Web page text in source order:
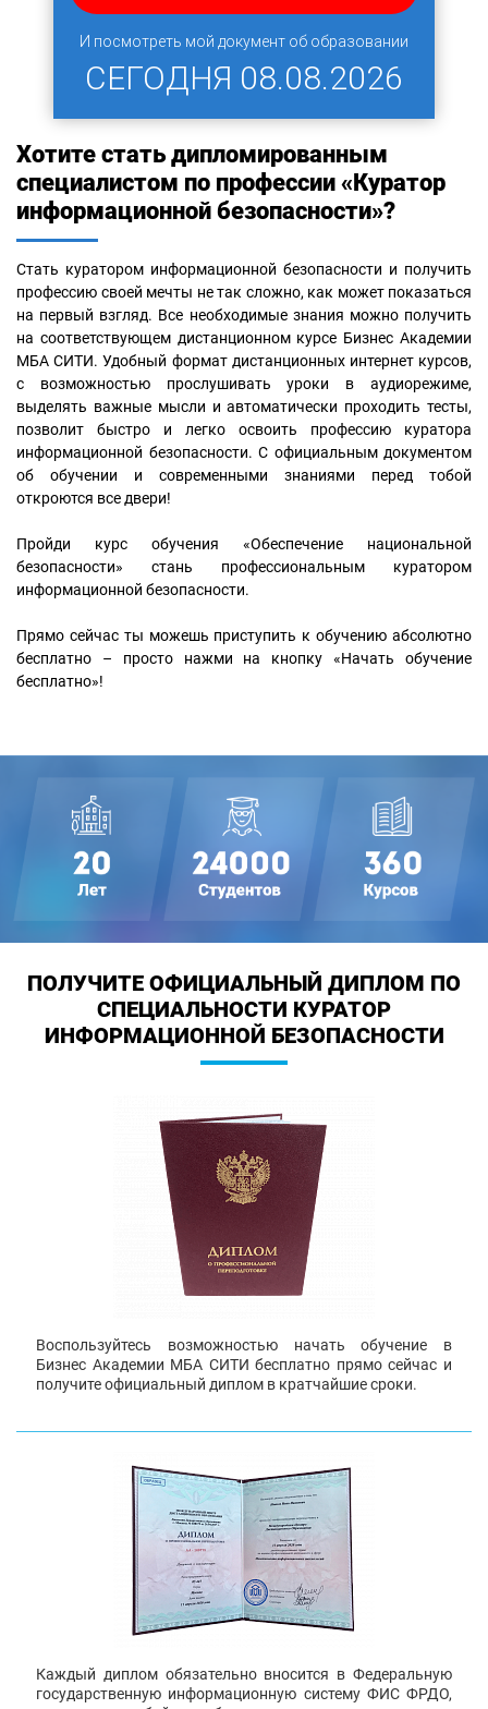
И посмотреть мой документ об образовании
СЕГОДНЯ 08.08.2026
Хотите стать дипломированным
специалистом по профессии «Куратор
информационной безопасности»?
Стать куратором информационной безопасности и получить
профессию своей мечты не так сложно, как может показаться
на первый взгляд. Все необходимые знания можно получить
на соответствующем дистанционном курсе Бизнес Академии
МБА СИТИ. Удобный формат дистанционных интернет курсов,
с возможностью прослушивать уроки в аудиорежиме,
выделять важные мысли и автоматически проходить тесты,
позволит быстро и легко освоить профессию куратора
информационной безопасности. С официальным документом
об обучении и современными знаниями перед тобой
откроются все двери!
Пройди курс обучения «Обеспечение национальной
безопасности» стань профессиональным куратором
информационной безопасности.
Прямо сейчас ты можешь приступить к обучению абсолютно
бесплатно – просто нажми на кнопку «Начать обучение
бесплатно»!
ПОЛУЧИТЕ ОФИЦИАЛЬНЫЙ ДИПЛОМ ПО
СПЕЦИАЛЬНОСТИ КУРАТОР
ИНФОРМАЦИОННОЙ БЕЗОПАСНОСТИ
Воспользуйтесь возможностью начать обучение в
Бизнес Академии МБА СИТИ бесплатно прямо сейчас и
получите официальный диплом в кратчайшие сроки.
Каждый диплом обязательно вносится в Федеральную
государственную информационную систему ФИС ФРДО,